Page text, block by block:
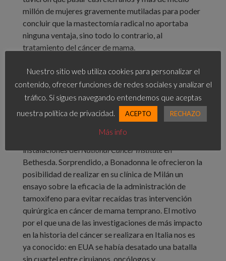
millón de mujeres gravemente mutiladas para poder
concluir que la mastectomía radical no aportaba
ninguna ventaja, sino todo lo contrario, al
tratamiento del cáncer de mama.
Resulta cuanto menos angustiante comprobar cómo
algunos patrones se repiten a la largo de la historia
de los tratamientos oncológicos. Pongamos solo un
par de ejemplos:
Gianni Bonadonna realizaba una visita a las
instalaciones delNational Cancer Instituteen
Bethesda. Sorprendido, a Bonadonna le ofrecieron la
posibilidad de realizar en su clínica de Milán un
ensayo sobre la eficacia de la administración de
tamoxifeno para evitar recaídas tras intervención
quirúrgica en cáncer de mama temprano. El motivo
por el que una de las investigaciones de más impacto
en la historia del cáncer se realizara en Italia nos es
ya conocido: en EUA se había desatado una batalla
sin cuartel entre cirujanos, oncólogos y
Nuestro sitio web utiliza cookies para personalizar el
contenido, ofrecer funciones de redes sociales y analizar el
tráfico. Si sigues navegando entendemos que aceptas
nuestra política de privacidad.
ACEPTO RECHAZO
Más info